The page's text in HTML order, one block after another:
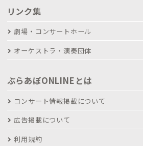
リンク集
劇場・コンサートホール
オーケストラ・演奏団体
ぶらあぼONLINEとは
コンサート情報掲載について
広告掲載について
利用規約